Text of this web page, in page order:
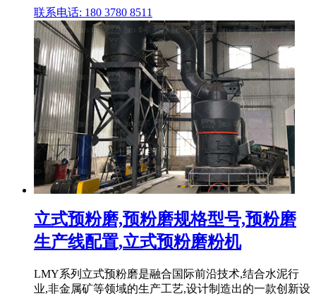
联系电话: 180 3780 8511
立式预粉磨,预粉磨规格型号,预粉磨
生产线配置,立式预粉磨粉机
LMY系列立式预粉磨是融合国际前沿技术,结合水泥行
业,非金属矿等领域的生产工艺,设计制造出的一款创新设